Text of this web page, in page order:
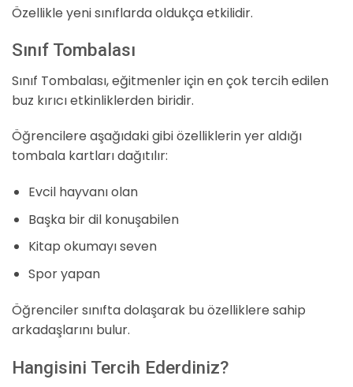
Özellikle yeni sınıflarda oldukça etkilidir.
Sınıf Tombalası
Sınıf Tombalası, eğitmenler için en çok tercih edilen
buz kırıcı etkinliklerden biridir.
Öğrencilere aşağıdaki gibi özelliklerin yer aldığı
tombala kartları dağıtılır:
Evcil hayvanı olan
Başka bir dil konuşabilen
Kitap okumayı seven
Spor yapan
Öğrenciler sınıfta dolaşarak bu özelliklere sahip
arkadaşlarını bulur.
Hangisini Tercih Ederdiniz?